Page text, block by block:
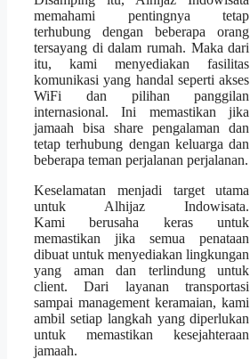
memahami pentingnya tetap
terhubung dengan beberapa orang
tersayang di dalam rumah. Maka dari
itu, kami menyediakan fasilitas
komunikasi yang handal seperti akses
WiFi dan pilihan panggilan
internasional. Ini memastikan jika
jamaah bisa share pengalaman dan
tetap terhubung dengan keluarga dan
beberapa teman perjalanan perjalanan.
Keselamatan menjadi target utama
untuk Alhijaz Indowisata.
Kami berusaha keras untuk
memastikan jika semua penataan
dibuat untuk menyediakan lingkungan
yang aman dan terlindung untuk
client. Dari layanan transportasi
sampai management keramaian, kami
ambil setiap langkah yang diperlukan
untuk memastikan kesejahteraan
jamaah.